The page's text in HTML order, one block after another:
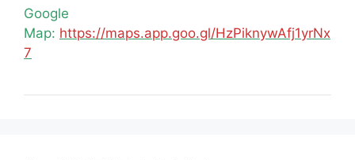
Google
Map: https://maps.app.goo.gl/HzPiknywAfj1yrNx
7